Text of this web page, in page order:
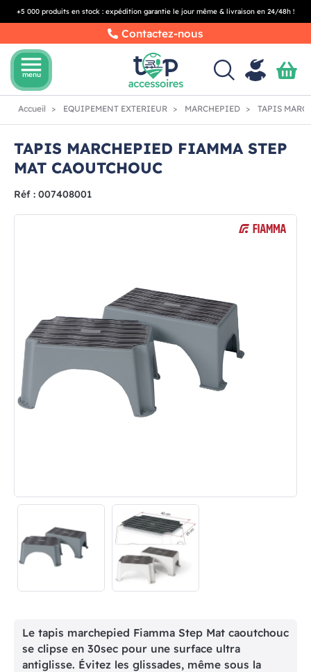
+5 000 produits en stock : expédition garantie le jour même & livraison en 24/48h !
Contactez-nous
menu
menu
Accueil EQUIPEMENT EXTERIEUR MARCHEPIED TAPIS
TAPIS MARCHEPIED FIAMMA STEP
MAT CAOUTCHOUC
Réf : 007408001
Le tapis marchepied Fiamma Step Mat caoutchouc
se clipse en 30sec pour une surface ultra
antiglisse. Évitez les glissades, même sous la